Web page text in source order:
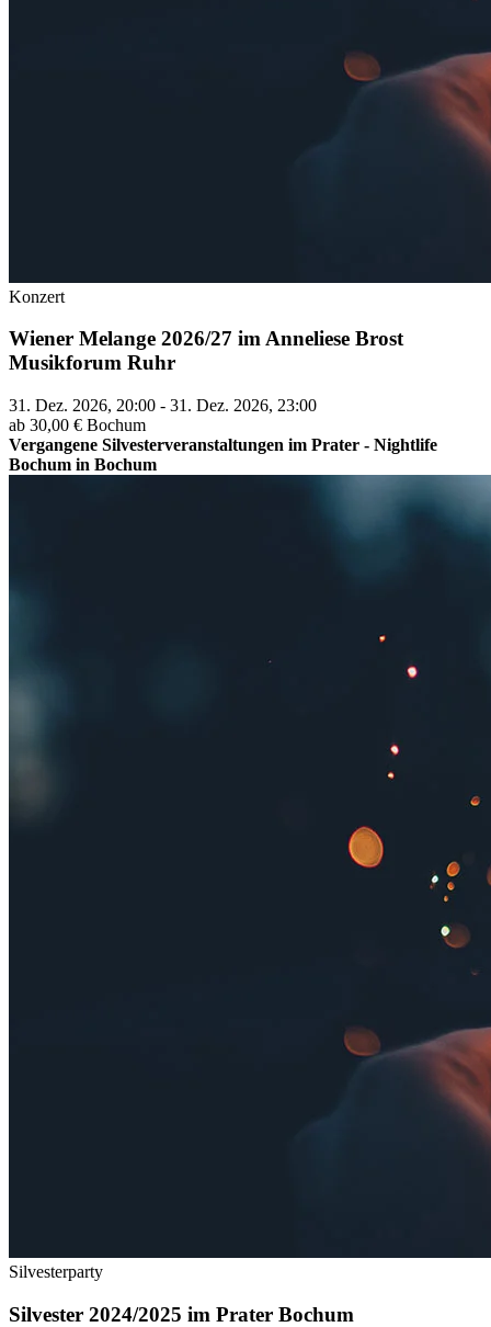
Konzert
Wiener Melange 2026/27 im Anneliese Brost
Musikforum Ruhr
31. Dez. 2026, 20:00 - 31. Dez. 2026, 23:00
ab 30,00 € Bochum
Vergangene Silvesterveranstaltungen im Prater - Nightlife
Bochum in Bochum
Silvesterparty
Silvester 2024/2025 im Prater Bochum